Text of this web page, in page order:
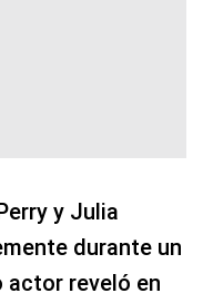
y Julia
durante un
actor reveló en